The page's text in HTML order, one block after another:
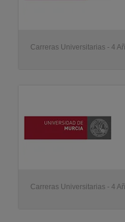
Carreras Universitarias - 4
Carreras Universitarias - 4